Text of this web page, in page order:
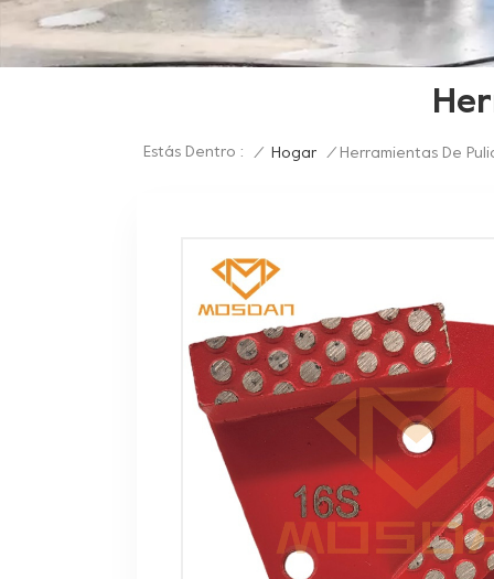
Estás Dentro : / Hogar / Herramientas De